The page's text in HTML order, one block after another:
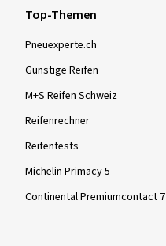
Top-Themen
Pneuexperte.ch
Günstige Reifen
M+S Reifen Schweiz
Reifenrechner
Reifentests
Michelin Primacy 5
Continental Premiumcontact 7